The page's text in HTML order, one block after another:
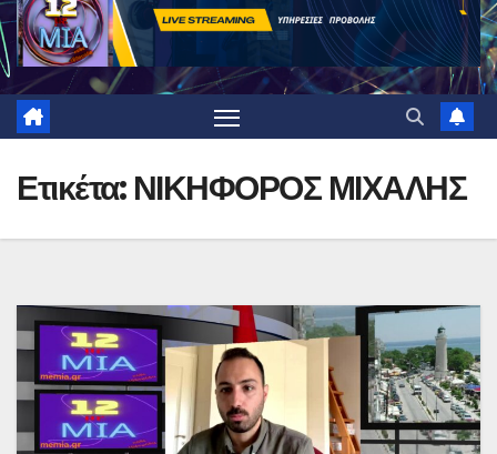
Ετικέτα: ΝΙΚΗΦΟΡΟΣ ΜΙΧΑΛΗΣ